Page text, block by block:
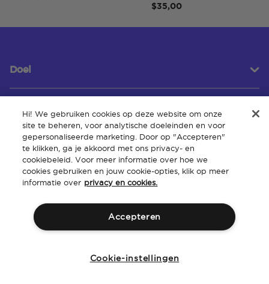
$35,00
Doel
Klantenservice
Over
Hi! We gebruiken cookies op deze website om onze
site te beheren, voor analytische doeleinden en voor
gepersonaliseerde marketing. Door op "Accepteren"
te klikken, ga je akkoord met ons privacy- en
cookiebeleid. Voor meer informatie over hoe we
cookies gebruiken en jouw cookie-opties, klik op meer
informatie over privacy en cookies.
Accepteren
Cookie-instellingen